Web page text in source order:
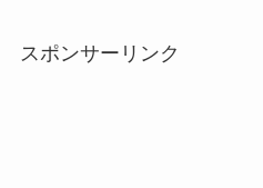
スポンサーリンク